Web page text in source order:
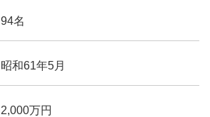
94名
昭和61年5月
2,000万円